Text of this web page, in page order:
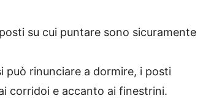
su cui puntare sono sicuramente
può rinunciare a dormire, i posti
corridoi e accanto ai finestrini.